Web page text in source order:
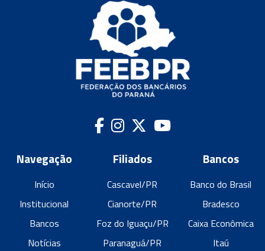
Navegação
Início
Institucional
Bancos
Notícias
Filiados
Cascavel/PR
Cianorte/PR
Foz do Iguaçu/PR
Paranaguá/PR
Bancos
Banco do Brasil
Bradesco
Caixa Econômica
Itaú